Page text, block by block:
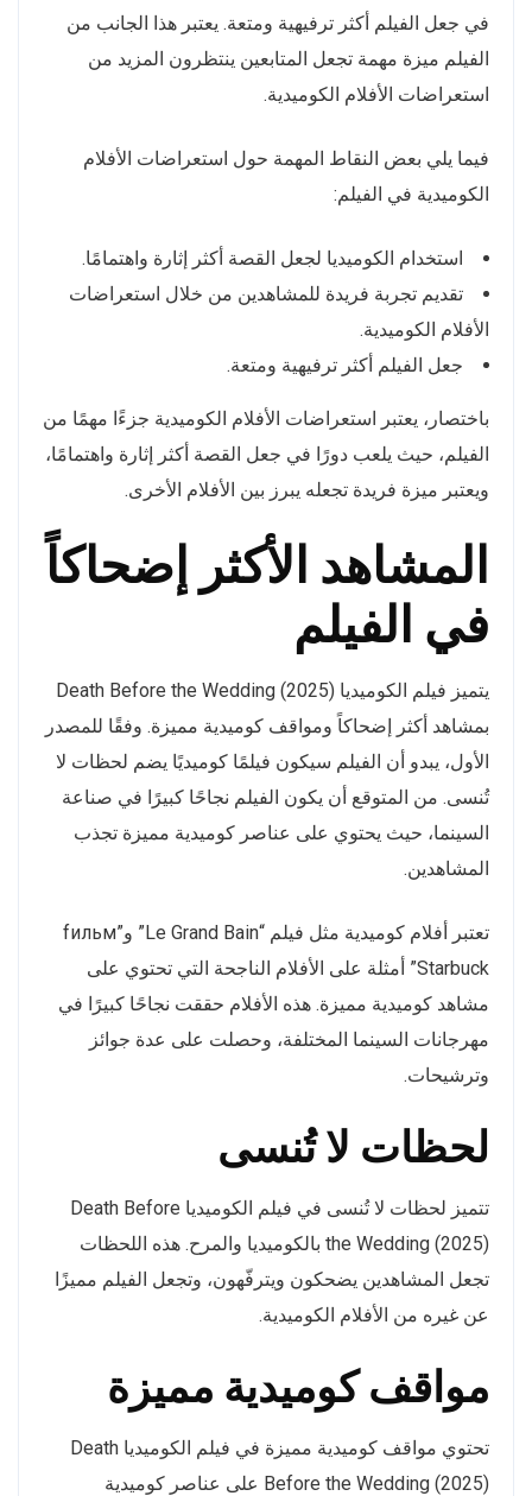
في جعل الفيلم أكثر ترفيهية ومتعة. يعتبر هذا الجانب من
الفيلم ميزة مهمة تجعل المتابعين ينتظرون المزيد من
استعراضات الأفلام الكوميدية.
فيما يلي بعض النقاط المهمة حول استعراضات الأفلام
الكوميدية في الفيلم:
استخدام الكوميديا لجعل القصة أكثر إثارة واهتمامًا.
تقديم تجربة فريدة للمشاهدين من خلال استعراضات
الأفلام الكوميدية.
جعل الفيلم أكثر ترفيهية ومتعة.
باختصار، يعتبر استعراضات الأفلام الكوميدية جزءًا مهمًا من
الفيلم، حيث يلعب دورًا في جعل القصة أكثر إثارة واهتمامًا،
ويعتبر ميزة فريدة تجعله يبرز بين الأفلام الأخرى.
المشاهد الأكثر إضحاكاً
في الفيلم
يتميز فيلم الكوميديا Death Before the Wedding (2025)
بمشاهد أكثر إضحاكاً ومواقف كوميدية مميزة. وفقًا للمصدر
الأول، يبدو أن الفيلم سيكون فيلمًا كوميديًا يضم لحظات لا
تُنسى. من المتوقع أن يكون الفيلم نجاحًا كبيرًا في صناعة
السينما، حيث يحتوي على عناصر كوميدية مميزة تجذب
المشاهدين.
تعتبر أفلام كوميدية مثل فيلم “Le Grand Bain” و”fильм
Starbuck” أمثلة على الأفلام الناجحة التي تحتوي على
مشاهد كوميدية مميزة. هذه الأفلام حققت نجاحًا كبيرًا في
مهرجانات السينما المختلفة، وحصلت على عدة جوائز
وترشيحات.
لحظات لا تُنسى
تتميز لحظات لا تُنسى في فيلم الكوميديا Death Before
the Wedding (2025) بالكوميديا والمرح. هذه اللحظات
تجعل المشاهدين يضحكون ويترفّهون، وتجعل الفيلم مميزًا
عن غيره من الأفلام الكوميدية.
مواقف كوميدية مميزة
تحتوي مواقف كوميدية مميزة في فيلم الكوميديا Death
Before the Wedding (2025) على عناصر كوميدية